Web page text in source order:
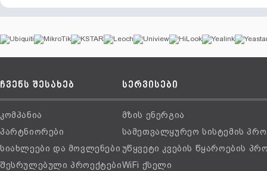
ჩვენს შესახებ
კომპანია
პარტნიორები
სიახლეები და მოვლენები
შესრულებული პროექტები
სერვისები
მზის ენერგია
სამეთვალყურეო სისტემის
უწყვეტი კვების წყაროების
WiFi ქსელი